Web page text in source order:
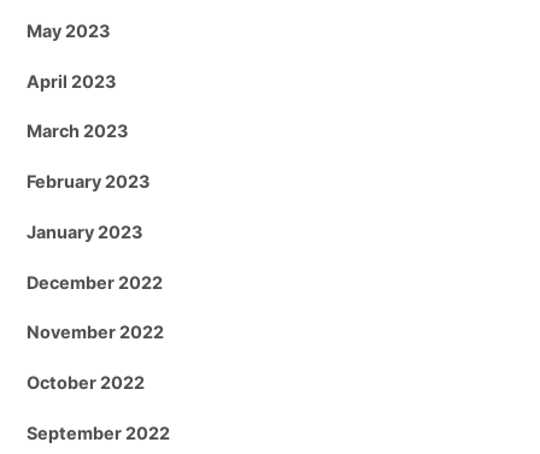
May 2023
April 2023
March 2023
February 2023
January 2023
December 2022
November 2022
October 2022
September 2022